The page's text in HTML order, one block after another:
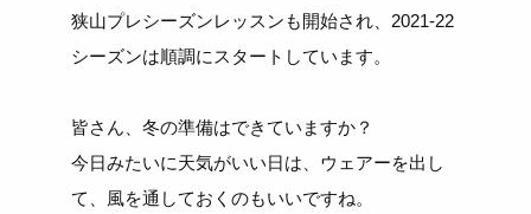
狭山プレシーズンレッスンも開始され、2021-22
シーズンは順調にスタートしています。
皆さん、冬の準備はできていますか？
今日みたいに天気がいい日は、ウェアーを出し
て、風を通しておくのもいいですね。